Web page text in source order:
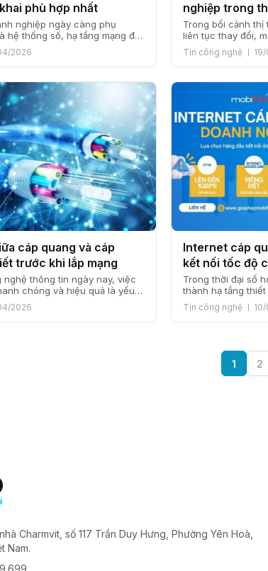
phù hợp nhất
nghiệp ngày càng phụ
hệ thống số, hạ tầng mạng đã
hiệu quả vận hành và
Khi quy mô mở rộng, chi
cầu bảo mật, ổn định ngày
[…]
2026
nghiệp trong
Trong bối cảnh
liên tục thay đổi,
lõi quyết định sự
giải pháp
nghiệp hiểu
đúng đắn và triển
Tin công nghệ
cáp quang và cáp
trước khi lắp mạng
nghệ thông tin ngày nay, việc
chóng và hiệu quả là yếu
cao chất lượng cuộc sống
được điều đó, việc sử dụng
tín hiệu đóng vai trò vô cùng
2026
Internet cáp
kết nối tốc độ
nghiệp
Trong thời đại số
thành hạ tầng
việc, giải trí cho
cầu sử dụng
càng tăng, đặc
Tin công nghệ
1 2
Charmvit, số 117 Trần Duy Hưng, Phường Yên Hoà,
Nam.